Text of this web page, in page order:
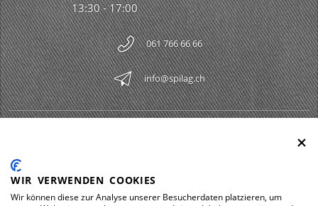
13:30 - 17:00
061 766 66 66
info@spilag.ch
LEGAL
DOWNLOADS
WIR VERWENDEN COOKIES
Wir können diese zur Analyse unserer Besucherdaten platzieren, um